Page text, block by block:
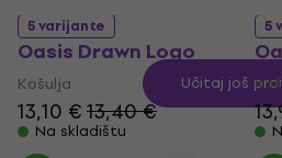
5 varijante
Oasis Drawn Logo
Košulja
13,10 €13,40 €
Na skladištu
5
Učitaj još